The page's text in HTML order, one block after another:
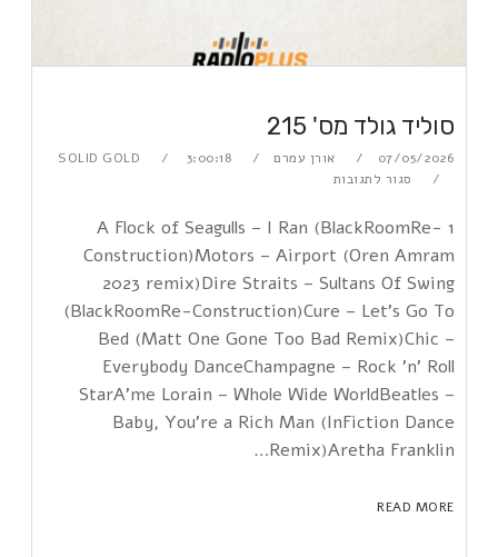
סוליד גולד מס' 215
07/05/2026 אורן עמרם SOLID GOLD
3:00:18
סגור לתגובות
1 A Flock of Seagulls – I Ran (BlackRoomRe-
Construction)Motors – Airport (Oren Amram
2023 remix)Dire Straits – Sultans Of Swing
(BlackRoomRe-Construction)Cure – Let's Go To
Bed (Matt One Gone Too Bad Remix)Chic –
Everybody DanceChampagne – Rock 'n' Roll
StarA'me Lorain – Whole Wide WorldBeatles –
Baby, You're a Rich Man (InFiction Dance
Remix)Aretha Franklin…
READ MORE